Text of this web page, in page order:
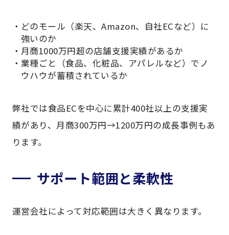
どのモール（楽天、Amazon、自社ECなど）に
強いのか
月商1000万円超の店舗支援実績があるか
業種ごと（食品、化粧品、アパレルなど）でノ
ウハウが蓄積されているか
弊社では食品ECを中心に累計400社以上の支援実
績があり、月商300万円→1200万円の成長事例もあ
ります。
サポート範囲と柔軟性
運営会社によって対応範囲は大きく異なります。